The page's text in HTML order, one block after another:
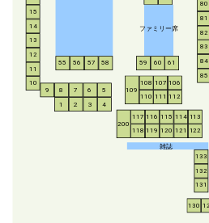
ファミリー席
雑誌
1 2 3 4
5
6
7
8
9
10
11
12
13
14
15
55 56 57 58 59 60 61
80
81
82
83
84
85
106
107
108
109
110 111 112
113
114
115
116
117
118 119 120 121 122
130
131
132
133
200